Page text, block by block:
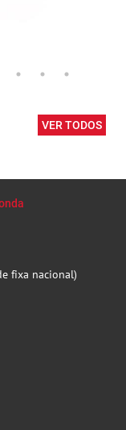
VER TODOS
fixa nacional)